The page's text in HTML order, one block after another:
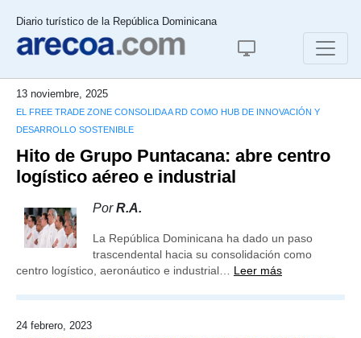
Diario turístico de la República Dominicana
13 noviembre, 2025
EL FREE TRADE ZONE CONSOLIDA A RD COMO HUB DE INNOVACIÓN Y
DESARROLLO SOSTENIBLE
Hito de Grupo Puntacana: abre centro
logístico aéreo e industrial
PorR.A.
La República Dominicana ha dado un paso
trascendental hacia su consolidación como
centro logístico, aeronáutico e industrial… Leer más
24 febrero, 2023